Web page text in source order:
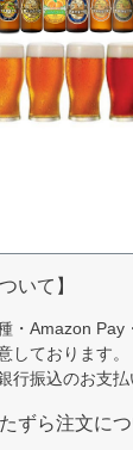
いて】
・Amazon Pay
しております。
行振込のお支払
ずら注文につ